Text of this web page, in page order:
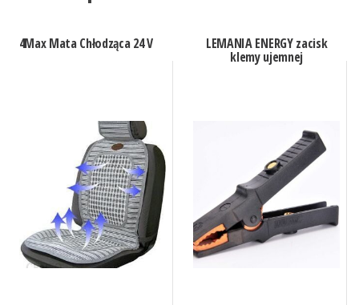
4Max Mata Chłodząca 24 V LEMANIA ENERGY zacisk
klemy ujemnej